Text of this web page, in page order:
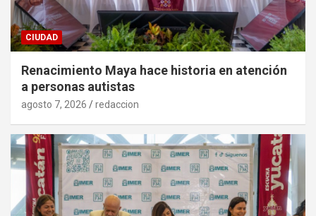
CIUDAD
Renacimiento Maya hace historia en atención
a personas autistas
agosto 7, 2026 redaccion